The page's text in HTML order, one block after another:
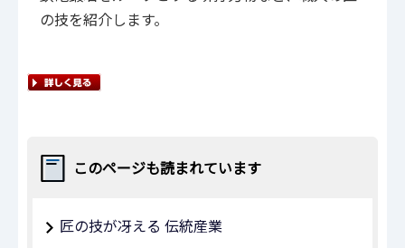
の技を紹介します。
このページも読まれています
匠の技が冴える 伝統産業